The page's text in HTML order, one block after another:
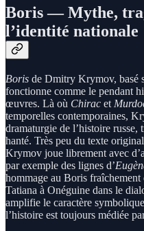
Boris — Mythe,
l’identité nationale
Boris de Dmitry Krymov, basé
fonctionne comme le pendant
œuvres. Là où Chirac et
temporelles contemporaines,
dramaturgie de l’histoire russe,
hanté. Très peu du texte
Krymov joue librement avec
par exemple des lignes d’
hommage au Boris
Tatiana à Onéguine dans le
amplifie le caractère
l’histoire est toujours médiée